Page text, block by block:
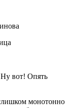
вот! Опять
монотонно